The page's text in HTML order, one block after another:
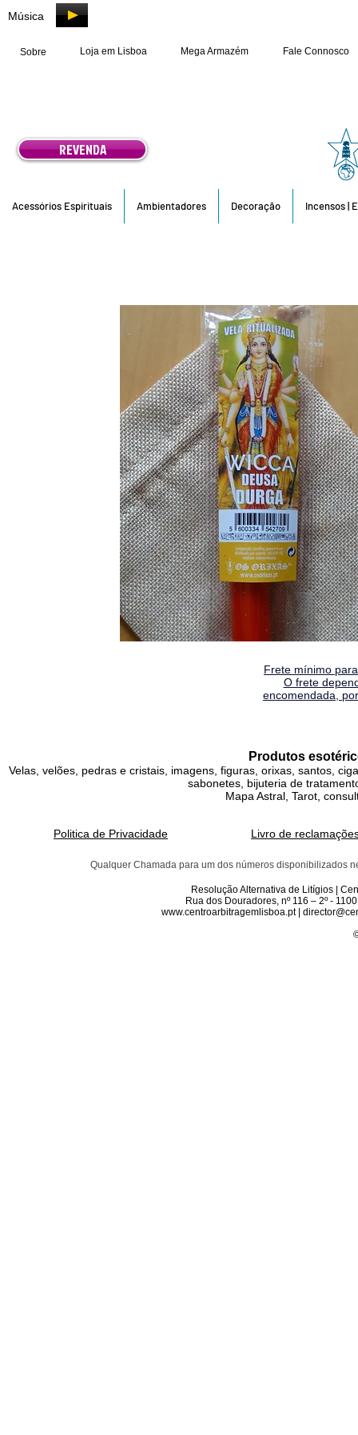
Música
Sobre Loja em Lisboa Mega Armazém Fale Connosco
REVENDA
Acessórios Espirituais Ambientadores Decoração Incensos |
Frete mínimo
O frete
encomendada,
Produtos
Velas, velões, pedras e cristais, imagens, figuras, orixas, santos,
sabonetes, bijuteria de
Mapa Astral, Tarot,
Politica de Privacidade Livro de
Qualquer Chamada para um dos números disponibilizados
Resolução Alternativa de Litígios |
Rua dos Douradores, nº 116 – 2º -
www.centroarbitragemlisboa.pt |